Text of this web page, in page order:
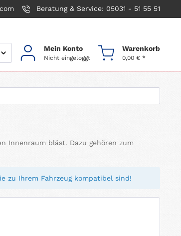
Beratung & Service: 05031 - 51 55 51
Mein Konto
Nicht eingeloggt
Warenkorb
0,00 € *
Innenraum bläst. Dazu gehören zum
zu Ihrem Fahrzeug kompatibel sind!